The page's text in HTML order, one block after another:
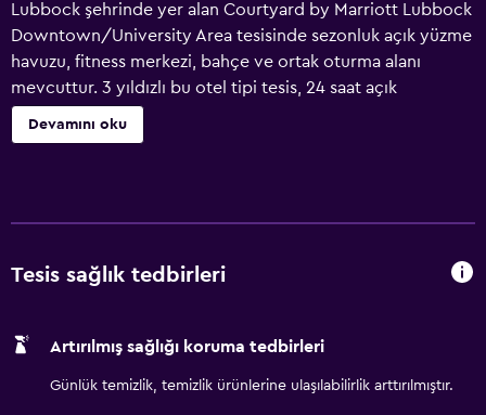
Lubbock şehrinde yer alan Courtyard by Marriott Lubbock
Downtown/University Area tesisinde sezonluk açık yüzme
havuzu, fitness merkezi, bahçe ve ortak oturma alanı
mevcuttur. 3 yıldızlı bu otel tipi tesis, 24 saat açık
resepsiyon, iş merkezi ve ücretsiz WiFi imkanı sunar.
Konuklar, bar olanağından faydalanabilir. Courtyard by
Downtown/University Area tesisi güneşlenme terası sunar.
Stadium, Courtyard by Marriott Lubbock
Devamını oku
Tesis sağlık tedbirleri
Artırılmış sağlığı koruma tedbirleri
Günlük temizlik, temizlik ürünlerine ulaşılabilirlik arttırılmıştır.